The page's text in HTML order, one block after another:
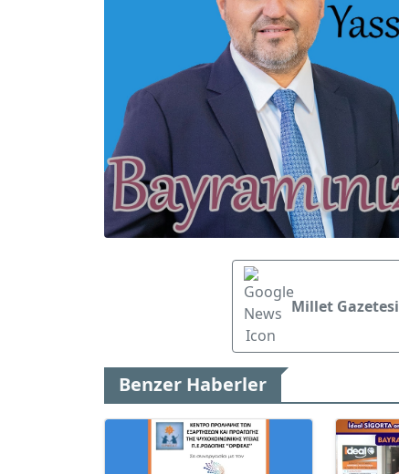
Millet Gazetesi
Benzer Haberler